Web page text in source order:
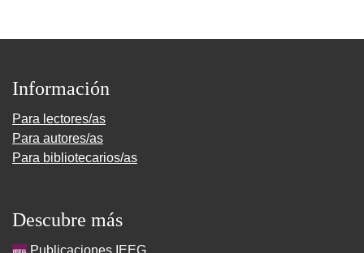
Información
Para lectores/as
Para autores/as
Para bibliotecarios/as
Descubre más
Publicaciones IEEG